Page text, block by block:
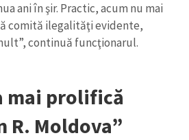
ani în şir. Practic, acum nu mai
comită ilegalităţi evidente,
continuă funcţionarul.
mai prolifică
R. Moldova”